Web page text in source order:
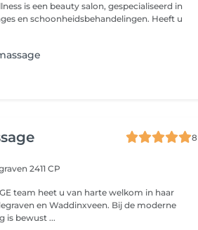
is een beauty salon, gespecialiseerd in
en schoonheidsbehandelingen. Heeft u
8
2411 CP
team heet u van harte welkom in haar
en Waddinxveen. Bij de moderne
is bewust ...